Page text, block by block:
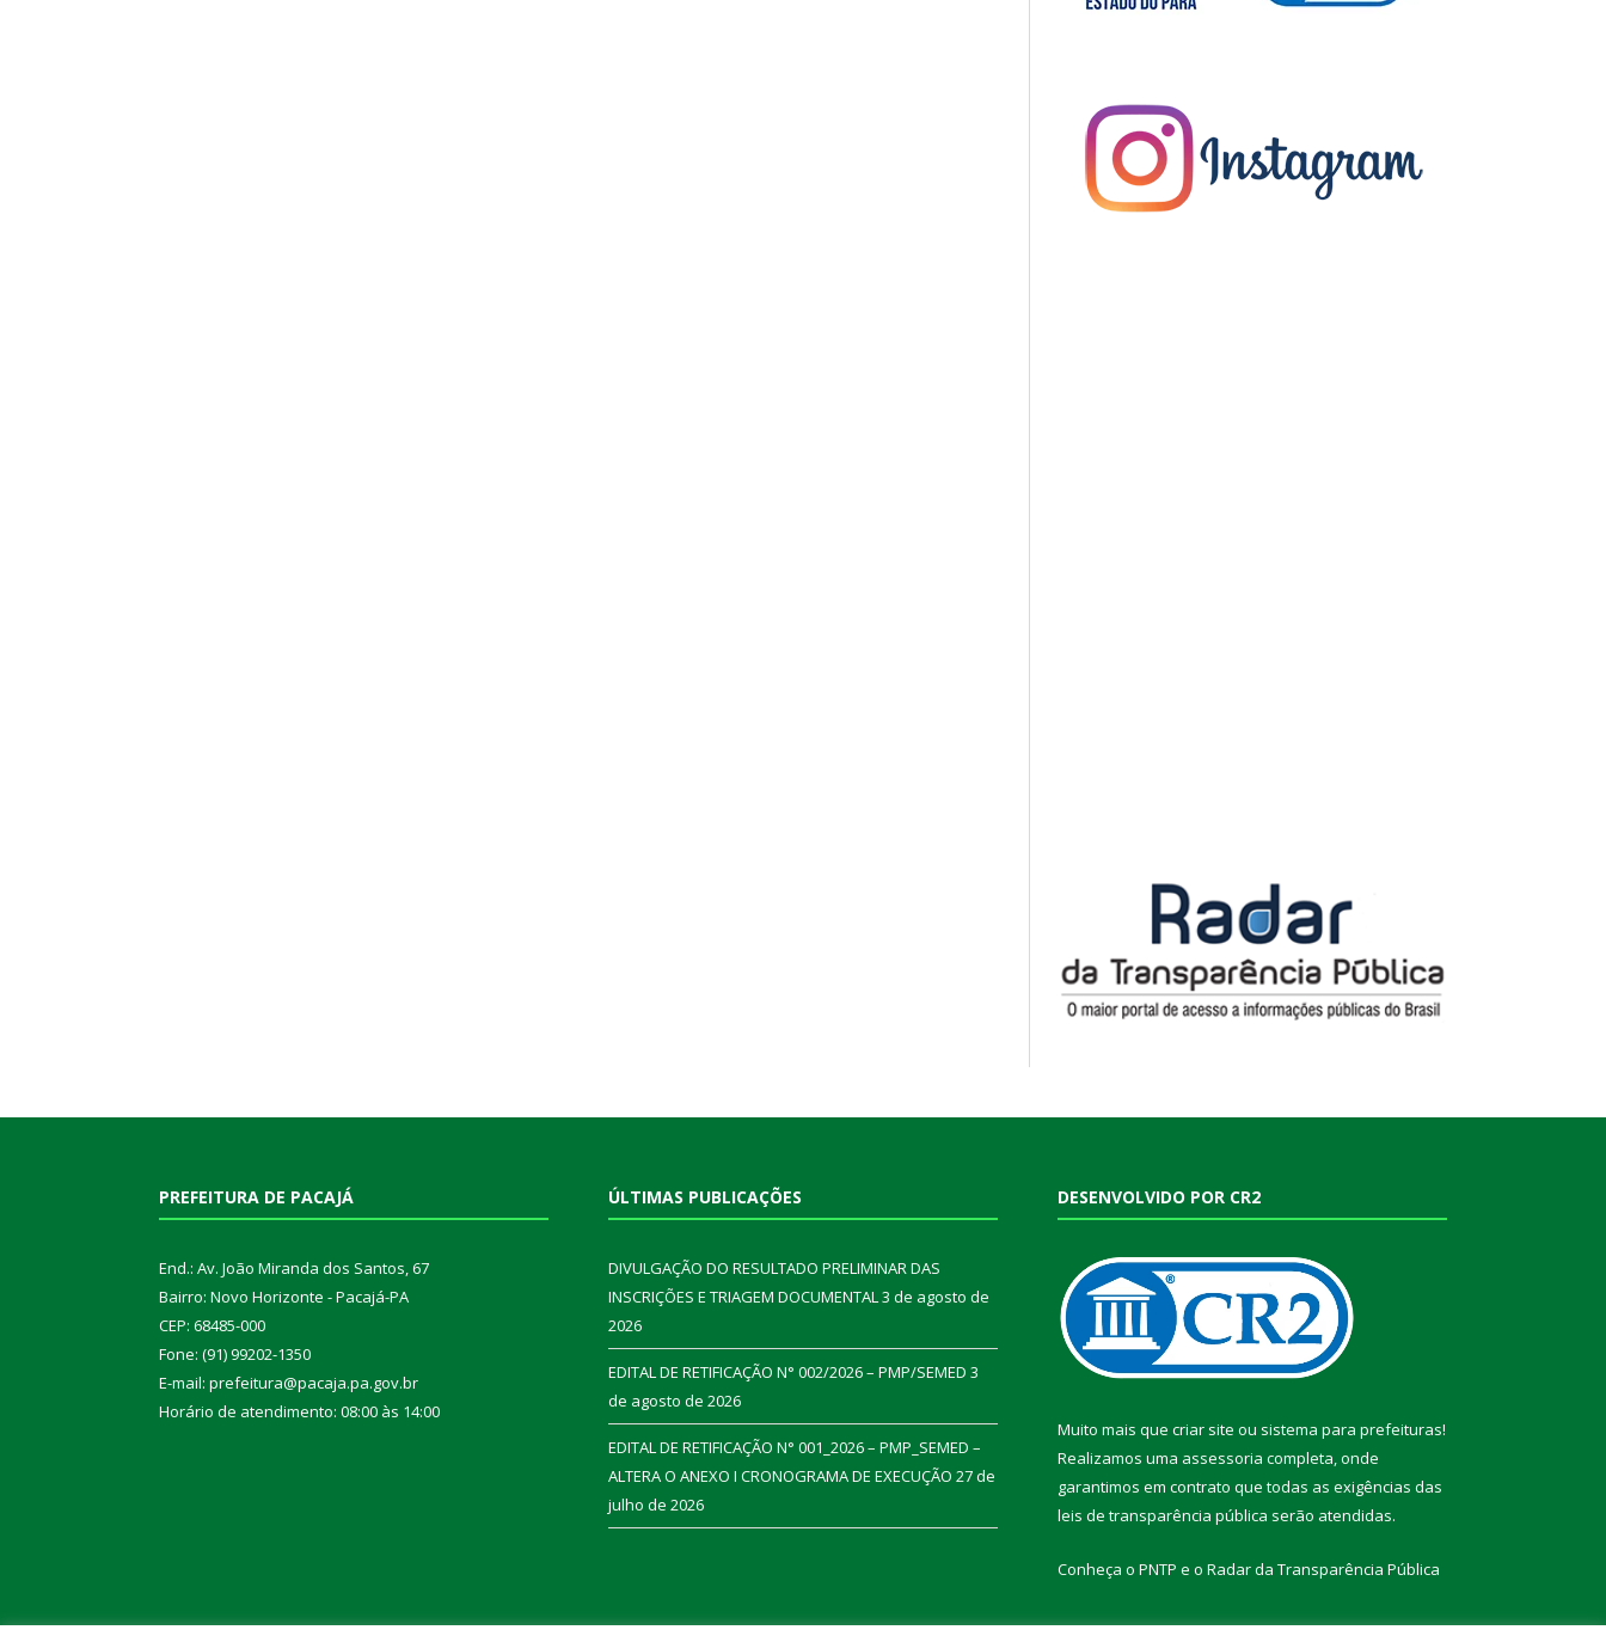
PREFEITURA DE PACAJÁ
End.: Av. João Miranda dos Santos, 67
Bairro: Novo Horizonte - Pacajá-PA
CEP: 68485-000
Fone: (91) 99202-1350
E-mail: prefeitura@pacaja.pa.gov.br
Horário de atendimento: 08:00 às 14:00
ÚLTIMAS PUBLICAÇÕES
DIVULGAÇÃO DO RESULTADO PRELIMINAR DAS
INSCRIÇÕES E TRIAGEM DOCUMENTAL3 de agosto de
2026
EDITAL DE RETIFICAÇÃO N° 002/2026 – PMP/SEMED 3
de agosto de 2026
EDITAL DE RETIFICAÇÃO N° 001_2026 – PMP_SEMED –
ALTERA O ANEXO I CRONOGRAMA DE EXECUÇÃO 27 de
julho de 2026
DESENVOLVIDO POR CR2
Muito mais que criar site ou sistema para prefeituras!
Realizamos uma assessoria completa, onde
garantimos em contrato que todas as exigências das
leis de transparência pública serão atendidas.
Conheça o PNTP e o Radar da Transparência Pública